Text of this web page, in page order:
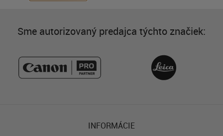
Sme autorizovaný predajca týchto značiek:
INFORMÁCIE